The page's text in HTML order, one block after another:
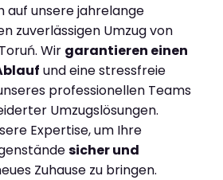
auf unsere jahrelange
zuverlässigen Umzug von
Wir garantieren einen
und eine stressfreie
professionellen Teams
Umzugslösungen.
Expertise, um Ihre
sicher und
Zuhause zu bringen.